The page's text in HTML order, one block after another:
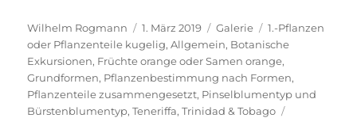
Autor
Wilhelm Rogmann
Veröffentlicht
am
1. März 2019 Format
Galerie Kategorien
1.-Pflanzen
oder Pflanzenteile kugelig,Allgemein, Botanische
Exkursionen, Früchte orange oder Samen orange,
Grundformen, Pflanzenbestimmung nach Formen,
Pflanzenteile zusammengesetzt, Pinselblumentyp und
Bürstenblumentyp,Teneriffa,Trinidad & Tobago